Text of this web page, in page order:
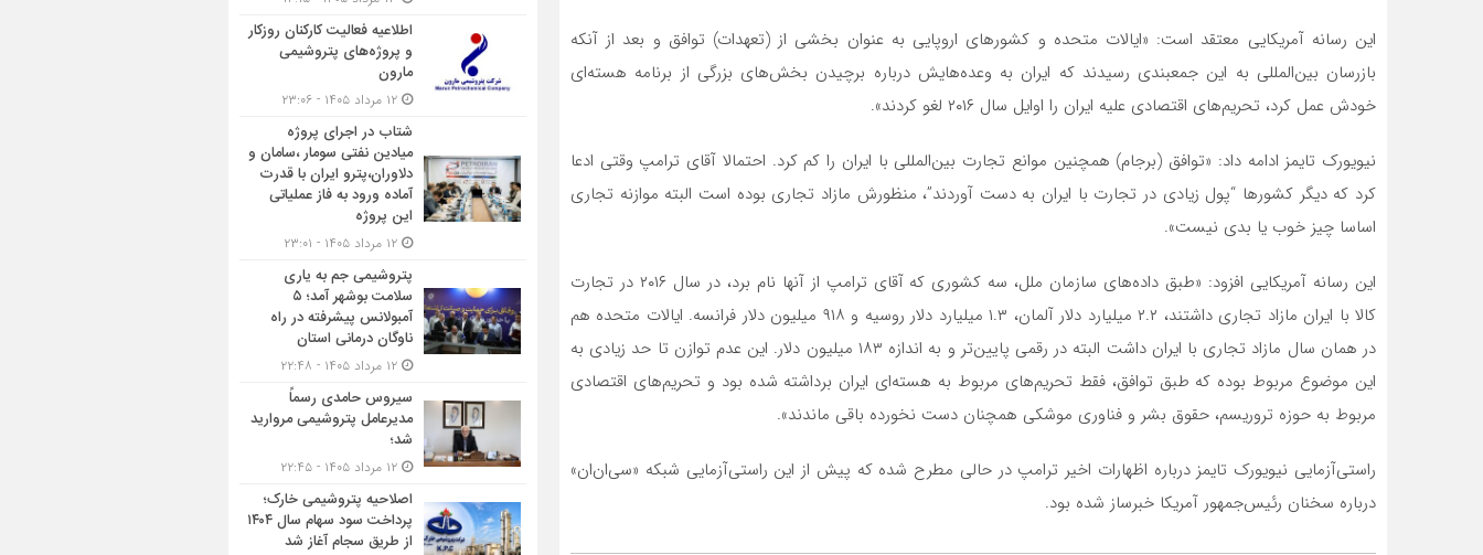
این رسانه آمریکایی معتقد است: «ایالات متحده و کشورهای اروپایی به عنوان بخشی از (تعهدات) توافق و بعد از آنکه
بازرسان بین‌المللی به این جمعبندی رسیدند که ایران به وعده‌هایش درباره برچیدن بخش‌های بزرگی از برنامه هسته‌ای
خودش عمل کرد، تحریم‌های اقتصادی علیه ایران را اوایل سال ۲۰۱۶ لغو کردند».
نیویورک تایمز ادامه داد: «توافق (برجام) همچنین موانع تجارت بین‌المللی با ایران را کم کرد. احتمالا آقای ترامپ وقتی ادعا
کرد که دیگر کشورها “پول زیادی در تجارت با ایران به دست آوردند”، منظورش مازاد تجاری بوده است البته موازنه تجاری
اساسا چیز خوب یا بدی نیست».
این رسانه آمریکایی افزود: «طبق داده‌های سازمان ملل، سه کشوری که آقای ترامپ از آنها نام برد، در سال ۲۰۱۶ در تجارت
کالا با ایران مازاد تجاری داشتند، ۲.۲ میلیارد دلار آلمان، ۱.۳ میلیارد دلار روسیه و ۹۱۸ میلیون دلار فرانسه. ایالات متحده هم
در همان سال مازاد تجاری با ایران داشت البته در رقمی پایین‌تر و به اندازه ۱۸۳ میلیون دلار. این عدم توازن تا حد زیادی به
این موضوع مربوط بوده که طبق توافق، فقط تحریم‌های مربوط به هسته‌ای ایران برداشته شده بود و تحریم‌های اقتصادی
مربوط به حوزه تروریسم، حقوق بشر و فناوری موشکی همچنان دست نخورده باقی ماندند».
راستی‌آزمایی نیویورک تایمز درباره اظهارات اخیر ترامپ در حالی مطرح شده که پیش از این راستی‌آزمایی شبکه «سی‌ان‌ان»
درباره سخنان رئیس‌جمهور آمریکا خبرساز شده بود.
اطلاعیه فعالیت کارکنان روزکار
و پروژه‌های پتروشیمی
مارون
شتاب در اجرای پروژه
میادین نفتی سومار ،سامان و
دلاوران،پترو ایران با قدرت
آماده ورود به فاز عملیاتی
این پروژه
پتروشیمی جم به یاری
سلامت بوشهر آمد؛ ۵
آمبولانس پیشرفته در راه
ناوگان درمانی استان
سیروس حامدی رسماً
مدیرعامل پتروشیمی مروارید
شد؛
اصلاحیه پتروشیمی خارک؛
پرداخت سود سهام سال ۱۴۰۴
از طریق سجام آغاز شد